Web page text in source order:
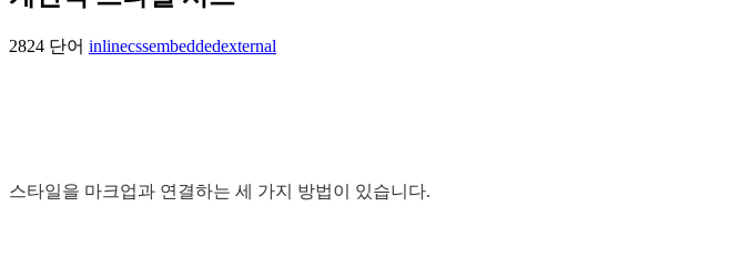
2824 단어 inlinecssembeddedexternal
스타일을 마크업과 연결하는 세 가지 방법이 있습니다.